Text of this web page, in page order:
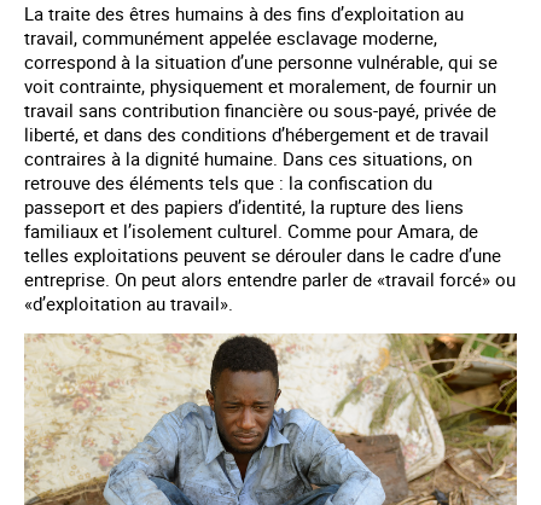
La traite des êtres humains à des fins d’exploitation au
travail, communément appelée esclavage moderne,
correspond à la situation d’une personne vulnérable, qui se
voit contrainte, physiquement et moralement, de fournir un
travail sans contribution financière ou sous-payé, privée de
liberté, et dans des conditions d’hébergement et de travail
contraires à la dignité humaine. Dans ces situations, on
retrouve des éléments tels que : la confiscation du
passeport et des papiers d’identité, la rupture des liens
familiaux et l’isolement culturel. Comme pour Amara, de
telles exploitations peuvent se dérouler dans le cadre d’une
entreprise. On peut alors entendre parler de «travail forcé» ou
«d’exploitation au travail».